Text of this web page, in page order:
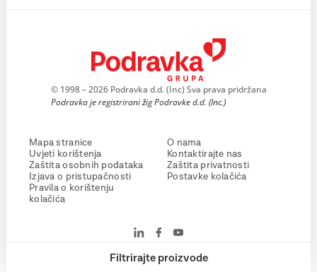
Filtrirajte proizvode
© 1998 – 2026 Podravka d.d. (Inc) Sva prava pridržana
Podravka je registrirani žig Podravke d.d. (Inc.)
Mapa stranice
Uvjeti korištenja
Zaštita osobnih podataka
Izjava o pristupačnosti
Pravila o korištenju
kolačića
O nama
Kontaktirajte nas
Zaštita privatnosti
Postavke kolačića